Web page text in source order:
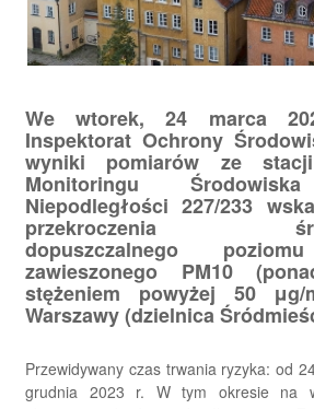
We wtorek, 24 marca
Inspektorat Ochrony
wyniki pomiarów ze stacji
Monitoringu
Niepodległości 227/233
przekroczenia
dopuszczalnego
zawieszonego PM10
stężeniem powyżej 50
Warszawy (dzielnica
Przewidywany czas trwania ryzyka: od
grudnia 2023 r. W tym okresie na